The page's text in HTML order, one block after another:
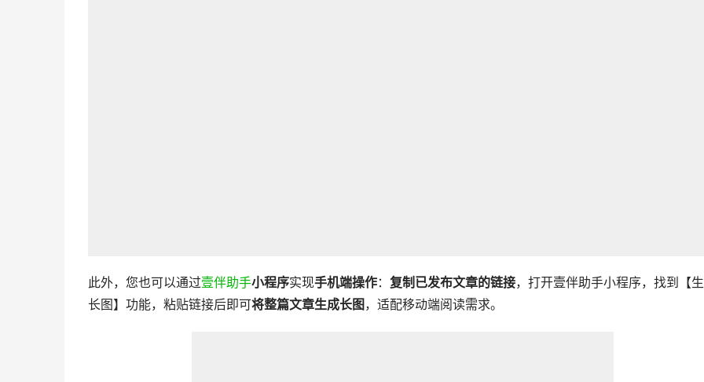
此外，您也可以通过壹伴助手小程序实现手机端操作： 复制已发布文章的链接，打开壹伴助手小程序，找到【
长图】功能，粘贴链接后即可将整篇文章生成长图 ，适配移动端阅读需求。